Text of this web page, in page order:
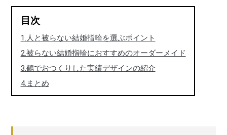
目次
1.人と被らない結婚指輪を選ぶポイント
2.被らない結婚指輪におすすめのオーダーメイド
3.鶴でおつくりした実績デザインの紹介
4.まとめ